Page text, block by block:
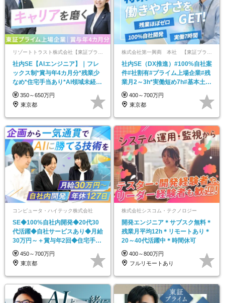
社内SE【AIエンジニア】｜フレ
ックス制*賞与年4カ月分*残業少
なめ*住宅手当あり*AI領域未経験
もOK
350～650万円
東京都
社内SE（DX推進）#100%自社案
件#社割有#プライム上場企業#残
業月2～3h*実働短め7h#基本土日
祝休み
400～700万円
東京都
コンピュータ・ハイテック株式会社
SE◆100%自社内開発◆20代30
代活躍◆自社サービスあり◆月給
30万円～＋賞与年2回◆住宅手当
あり
450～700万円
東京都
株式会社シスコム・テクノロジー
開発エンジニア＊サブスク無料＊
残業月平均12h＊リモートあり＊
20～40代活躍中＊時間休可
400～800万円
フルリモートあり